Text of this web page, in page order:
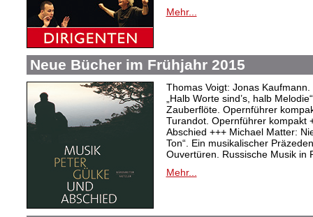
Mehr...
Neue Bücher im Frühjahr 2015
Thomas Voigt: Jonas
„Halb Worte sind’s, halb
Zauberflöte. Opernführer
Turandot. Opernführer kompakt
Abschied +++ Michael Matter:
Ton“. Ein musikalischer
Ouvertüren. Russische Musik in
Mehr...